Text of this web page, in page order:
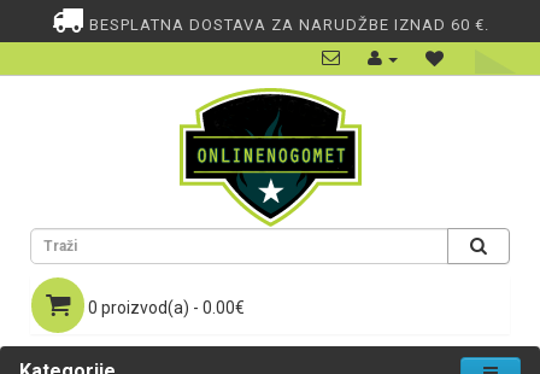
BESPLATNA DOSTAVA ZA NARUDŽBE IZNAD 60 €.
0 proizvod(a) - 0.00€